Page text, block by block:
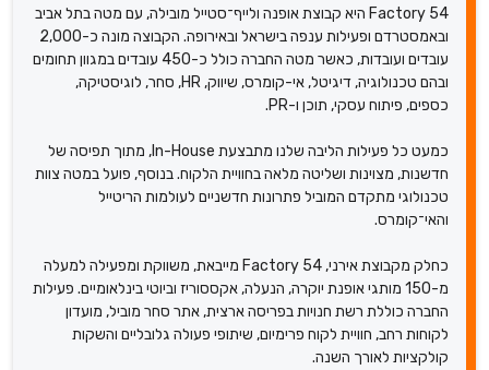
Factory 54 היא קבוצת אופנה ולייף־סטייל מובילה, עם מטה בתל אביב
ובאמסטרדם ופעילות ענפה בישראל ובאירופה. הקבוצה מונה כ-2,000
עובדים ועובדות, כאשר מטה החברה כולל כ-450 עובדים במגוון תחומים
ובהם טכנולוגיה, דיגיטל, אי-קומרס, שיווק, HR, סחר, לוגיסטיקה,
כספים, פיתוח עסקי, תוכן ו-PR.
כמעט כל פעילות הליבה שלנו מתבצעת In-House, מתוך תפיסה של
חדשנות, מצוינות ושליטה מלאה בחוויית הלקוח. בנוסף, פועל במטה צוות
טכנולוגי מתקדם המוביל פתרונות חדשניים לעולמות הריטייל
והאי־קומרס.
כחלק מקבוצת אירני, Factory 54 מייבאת, משווקת ומפעילה למעלה
מ-150 מותגי אופנת יוקרה, הנעלה, אקססוריז וביוטי בינלאומיים. פעילות
החברה כוללת רשת חנויות בפריסה ארצית, אתר סחר מוביל, מועדון
לקוחות רחב, חוויית לקוח פרימיום, שיתופי פעולה גלובליים והשקות
קולקציות לאורך השנה.